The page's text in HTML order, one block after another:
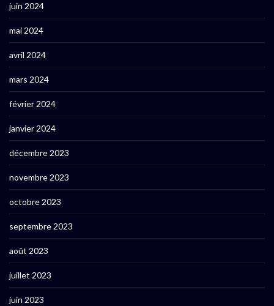
juin 2024
mai 2024
avril 2024
mars 2024
février 2024
janvier 2024
décembre 2023
novembre 2023
octobre 2023
septembre 2023
août 2023
juillet 2023
juin 2023